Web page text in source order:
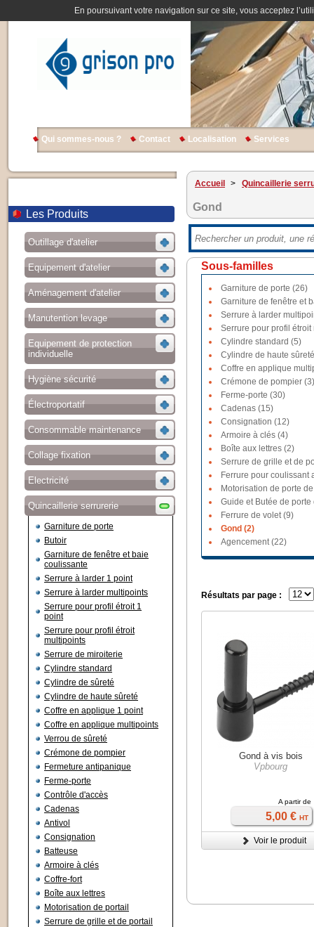
En poursuivant votre navigation sur ce site, vous acceptez
Qui sommes-nous ? Contact Localisation Services
Les Produits
Outillage d'atelier
Equipement d'atelier
Aménagement d'atelier
Manutention levage
Equipement de protection
individuelle
Hygiène sécurité
Électroportatif
Consommable maintenance
Collage fixation
Electricité
Quincaillerie serrurerie
Garniture de porte
Butoir
Garniture de fenêtre et baie
coulissante
Serrure à larder 1 point
Serrure à larder multipoints
Serrure pour profil étroit 1
point
Serrure pour profil étroit
multipoints
Serrure de miroiterie
Cylindre standard
Cylindre de sûreté
Cylindre de haute sûreté
Coffre en applique 1 point
Coffre en applique multipoints
Verrou de sûreté
Crémone de pompier
Fermeture antipanique
Ferme-porte
Contrôle d'accès
Cadenas
Antivol
Consignation
Batteuse
Armoire à clés
Coffre-fort
Boîte aux lettres
Motorisation de portail
Serrure de grille et de portail
Accueil > Quincaillerie
Gond
Sous-familles
Garniture de porte (26)
Garniture de fenêtre et
Serrure à larder
Serrure pour profil étroit
Cylindre standard (5)
Cylindre de haute
Coffre en applique
Crémone de pompier (3)
Ferme-porte (30)
Cadenas (15)
Consignation (12)
Armoire à clés (4)
Boîte aux lettres (2)
Serrure de grille et de
Ferrure pour coulissant
Motorisation de porte
Guide et Butée de
Ferrure de volet (9)
Gond (2)
Agencement (22)
Résultats par page :
Gond à vis bois
Vpbourg
A partir de
5,00 € HT
Voir le produit